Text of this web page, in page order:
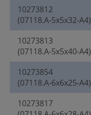
10273812
(07118.A-5x5x32-A4)
10273813
(07118.A-5x5x40-A4)
10273854
(07118.A-6x6x25-A4)
10273817